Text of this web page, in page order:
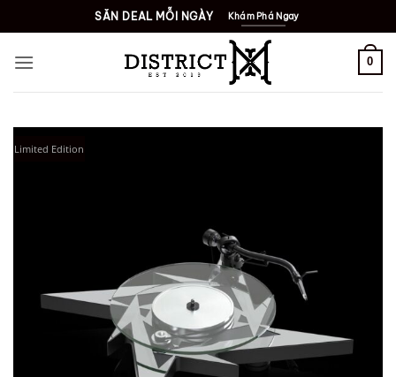
qua
nội
SĂN DEAL MỖI NGÀY Khám Phá Ngay
0
Limited Edition